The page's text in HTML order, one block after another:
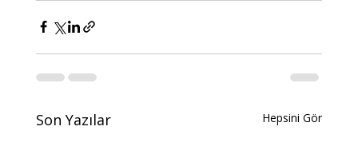
Son Yazılar Hepsini Gör